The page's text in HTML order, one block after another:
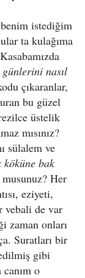
benim istediğim
ta kulağıma
nasıl
çıkaranlar,
bu güzel
üstelik
mısınız?
sülalem ve
köküne bak
Her
eziyeti,
vebali de var
zaman onları
Suratları bir
gibi
o